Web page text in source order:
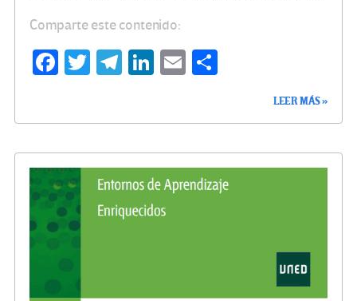
Comparte este contenido:
Fa
o
k
T
Te
m
Li
n
E
ar
tir
LEER MÁS »